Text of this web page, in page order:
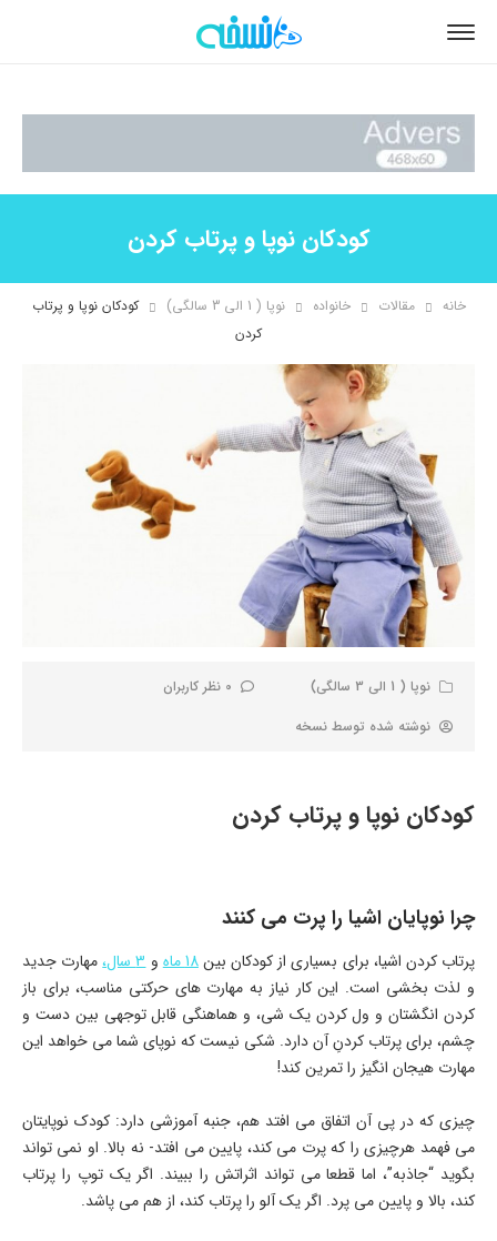
کودکان نوپا و پرتاب کردن
خانه مقالات خانواده نوپا ( 1 الی 3 سالگی)
کودکان نوپا و پرتاب
کردن
نوپا ( 1 الی 3 سالگی)
0 نظر کاربران
نوشته شده توسط نسخه
کودکان نوپا و پرتاب کردن
چرا نوپایان اشیا را پرت می کنند
پرتاب کردن اشیا، برای بسیاری از کودکان بین18 ماه و3 سال،
مهارت جدید
و لذت بخشی است. این کار نیاز به مهارت های حرکتی مناسب، برای باز
کردن انگشتان و ول کردن یک شی، و هماهنگی قابل توجهی بین دست و
چشم، برای پرتاب کردنِ آن دارد. شکی نیست که نوپای شما می خواهد این
مهارت هیجان انگیز را تمرین کند!
چیزی که در پی آن اتفاق می افتد هم، جنبه آموزشی دارد: کودک نوپایتان
می فهمد هرچیزی را که پرت می کند، پایین می افتد- نه بالا. او نمی تواند
بگوید “جاذبه”، اما قطعا می تواند اثراتش را ببیند. اگر یک توپ را پرتاب
کند، بالا و پایین می پرد. اگر یک آلو را پرتاب کند، از هم می پاشد.